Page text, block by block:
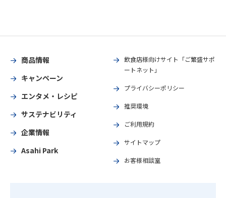
商品情報
キャンペーン
エンタメ・レシピ
サステナビリティ
企業情報
Asahi Park
飲食店様向けサイト「ご繁盛サポ
ートネット」
プライバシーポリシー
推奨環境
ご利用規約
サイトマップ
お客様相談室